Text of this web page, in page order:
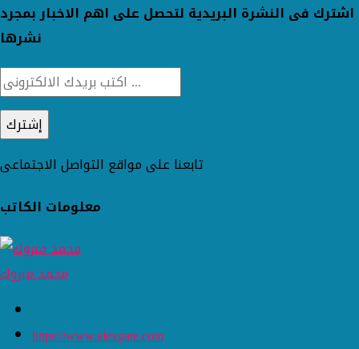
اشترك فى النشرة البريدية لتحصل على اهم الاخبار بمجرد
نشرها
تابعنا على مواقع التواصل الاجتماعى
معلومات الكاتب
محمد مبروك
https://www.alexgate.com